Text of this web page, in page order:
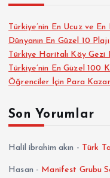
Türkiye’nin En Ucuz ve En
Dünyanın En Güzel 10 Plajı
Türkiye Haritalı Köy Gezi
Türkiye’nin En Güzel 100
Öğrenciler İçin Para
Son Yorumlar
Halil ibrahim akın - Türk
Hasan - Manifest Grubu